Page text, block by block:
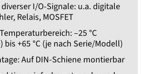
I/O-Signale: u.a. digitale
Relais, MOSFET
–25 °C
bis +65 °C (je nach Serie/Modell)
Auf DIN-Schiene montierbar